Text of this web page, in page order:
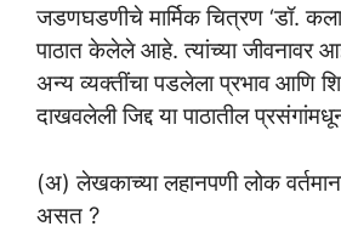
जडणघडणीचे मार्मिक चित्रण ‘डॉ.
पाठात केलेले आहे. त्यांच्या जीवनावर
अन्य व्यक्तींचा पडलेला प्रभाव आणि
दाखवलेली जिद्द या पाठातील
(अ) लेखकाच्या लहानपणी लोक
असत ?